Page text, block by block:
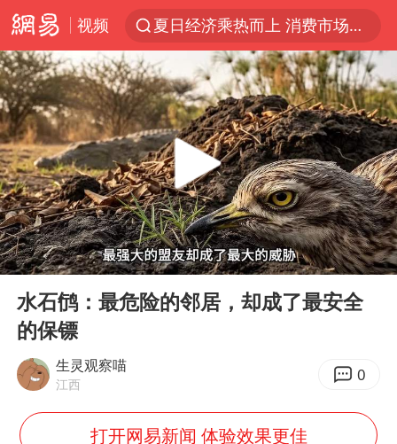
视频
夏日经济乘热而上 消费市场向新而行
哈马斯称坚持加沙停火协议路线图
浙江省甬江发生2026年第1号洪水
白海豚对华东华北影响会大于巴威
央视新主播李秋莹母校发文祝贺
独闯南太行的失联女生最后轨迹已确认
上门女婿出轨女邻居多年被判重婚罪
国足U17与阿森纳决赛取消 并列冠军
浙江近300条预警生效中 今夜大部暴雨
上海全力守护市民“菜篮子”
Play
00:00 03:33
水石鸻：最危险的邻居，却成了最安全
的保镖
生灵观察喵
江西 0
打开网易新闻 体验效果更佳